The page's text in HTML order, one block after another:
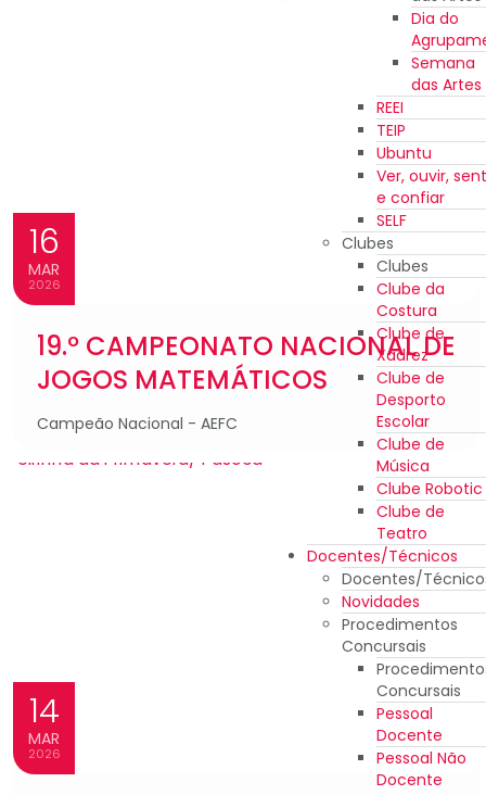
Dia do
Semana
das Artes
REEI
TEIP
Ubuntu
Ver, ouvir,
e confiar
SELF
Clubes
Clubes
Clube da
Costura
Clube de
Xadrez
Clube de
Desporto
Escolar
Clube de
Música
Clube Robotic
Clube de
Teatro
Docentes/Técnicos
Docentes/
Novidades
Procedimentos
Concursais
Concursais
Pessoal
Docente
Pessoal Não
Docente
16
MAR
2026
19.º CAMPEONATO NACIONAL DE
JOGOS MATEMÁTICOS
Campeão Nacional - AEFC
14
MAR
2026